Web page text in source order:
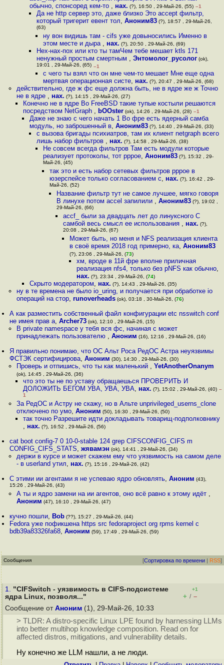
обычно, спонсоред кем-то , нах. (?), 16:50 , 29-Май-26, (55) –1
Да не http сервер это, даже близко Это accept фильтр,
который тригерит евент тол, Аноним83(?), 18:57 , 29-Май-26,
(63)
ну вон видишь там - cifs уже довыносились Именно в
этом месте и дыра , нах. (?), 20:50 , 29-Май-26, (69)
Нех-нах-пох или кто ты тамЧем тебе мешает ktls 171
ненужный простым смертным , Энтомолог_русолог(ok),
19:01 , 29-Май-26, (65) –1
с чего ты взял что он мне чем-то мешает Мне еще одна
мертвая операционная систе, нах. (?), 20:47 , 29-Май-26, (68)
действительно, где ж фс еще должна быть, не в ядре же ж Точно
не в ядре , нах. (?), 14:15 , 29-Май-26, (27)
Конечно не в ядре Во FreeBSD такие тупые костыли решаются
посредством NetGraph , bOOster(ok), 14:26 , 29-Май-26, (28) –1
Даже не знаю с чего начать 1 Во фре есть ядерный самба
модуль, но заброшенный в,Аноним83 (?), 14:40 , 29-Май-26, (33)
с вызова бригады психиатров, там их клиент netgraph всего
лишь набор фильтров , нах. (?), 14:58 , 29-Май-26, (38)
Не совсем всегда фильтров Там есть модули которые
реализует протоколы, тот pppoe, Аноним83(?), 15:32 , 29-
Май-26, (45)
так это и есть набор сетевых фильтров pppoe в
юзерспейсе только согласованием с, нах. (?), 16:42 , 29-
Май-26, (52)
Название фильтр тут не самое лучшее, мягко говоря
В линухе потом accel запилили , Аноним83(?), 19:02 ,
29-Май-26, (66)
accf_ были за двадцать лет до линуксного С
самбой весь смысл ее использования , нах. (?),
20:08 , 29-Май-26, (67)
Может быть, но меня и NFS реализация клиента
в своё время 2018 год примерно, ка,Аноним83
(?), 23:06 , 29-Май-26, (73)
хм, вроде в 11й фре вполне приличная
реализация nfs4, только без pNFS как обычно,
нах. (?), 23:34 , 29-Май-26, (74)
Скрыто модератором, нах. (?), 14:43 , 29-Май-26, (35)
ну в те времена не было io_uring, и получается при обработке io
операций на стор, runoverheads(ok), 03:18 , 30-Май-26, (76)
А как разместить собственный файл конфигурации etc nsswitch conf
не имея прав а,Archer73 (ok), 12:10 , 29-Май-26, (15)
В private namespace у тебя вся фс, начиная с может
принадлежать пользователю , Аноним (16), 12:16 , 29-Май-26, (16)
Я правильно понимаю, что ОС Альт Роса РедОС Астра неуязвимы
ФСТЭК сертифицирова,Аноним (30), 14:30 , 29-Май-26, (30)
Проверь и отпишись, что ты как маленький , YetAnotherOnanym
(ok), 14:45 , 29-Май-26, (36)
что это ты не по уставу обращаешься ПРОВЕРИТЬ И
ДОЛОЖИТЬ БЕГОМ УВА, УВА, УВА, нах. (?), 15:02 , 29-Май-26, (40) –
1
За РедОС и Астру не скажу, но в Альте unprivileged_userns_clone
отключено по умо, Аноним (50), 16:30 , 29-Май-26, (50)
так точно Разрешите идти докладывать товарищ-подполковнику
, нах. (?), 16:52 , 29-Май-26, (56)
cat boot config-7 0 10-0-stable 124 grep CIFSCONFIG_CIFS m
CONFIG_CIFS_STATS,жявамэн (ok), 14:41 , 29-Май-26, (34)
держи в курсе и может скажем ему что уязвимость на самом деле
- в userland утил, нах. (?), 15:16 , 29-Май-26, (42)
С этими ии агентами я не успеваю ядро обновлять,Аноним (43),
15:26 , 29-Май-26, (43)
А ты и ядро замени на ии агентов, оно всё равно к этому идёт ,
Аноним (47), 16:10 , 29-Май-26, (47)
кучно пошли, Bob (??), 15:27 , 29-Май-26, (44)
Fedora уже пофикшена https src fedoraproject org rpms kernel c
bdb39a83326fa68,Аноним (59), 17:49 , 29-Май-26, (59)
Сообщения [Сортировка по времени | RSS]
1. "CIFSwitch - уязвимость в CIFS-подсистеме
ядра Linux, позволя..."
+1
+ / –
Сообщение от Аноним (1), 29-Май-26, 10:33
> TLDR: A distro-specific Linux LPE found by harnessing LLMs
into better multihop knowledge composition. Read on for
affected distros, mitigations, and vulnerability details.
Ну конечно же LLM нашли, а не люди.